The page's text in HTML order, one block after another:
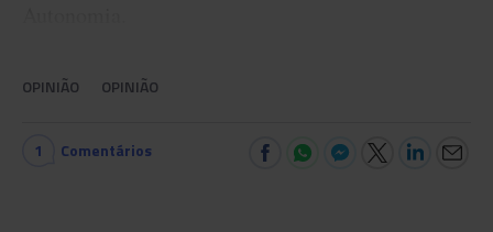
OPINIÃO OPINIÃO
1 Comentários